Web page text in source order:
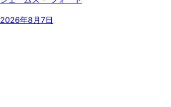
2026年8月7日